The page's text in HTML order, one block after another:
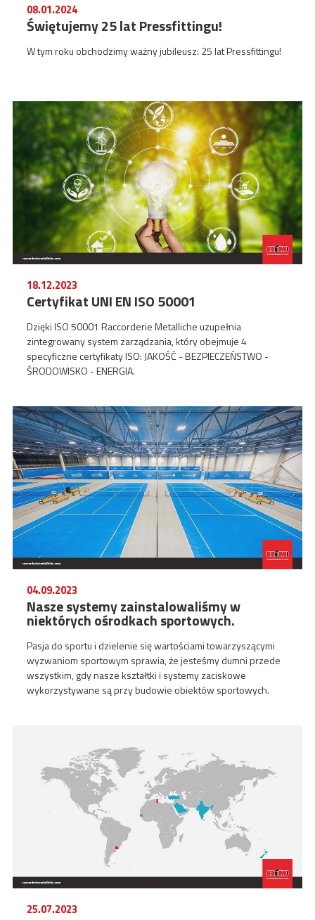
08.01.2024
Świętujemy 25 lat Pressfittingu!
W tym roku obchodzimy ważny jubileusz: 25 lat Pressfittingu!
18.12.2023
Certyfikat UNI EN ISO 50001
Dzięki ISO 50001 Raccorderie Metalliche uzupełnia
zintegrowany system zarządzania, który obejmuje 4
specyficzne certyfikaty ISO: JAKOŚĆ - BEZPIECZEŃSTWO -
ŚRODOWISKO - ENERGIA.
04.09.2023
Nasze systemy zainstalowaliśmy w
niektórych ośrodkach sportowych.
Pasja do sportu i dzielenie się wartościami towarzyszącymi
wyzwaniom sportowym sprawia, że jesteśmy dumni przede
wszystkim, gdy nasze kształtki i systemy zaciskowe
wykorzystywane są przy budowie obiektów sportowych.
25.07.2023